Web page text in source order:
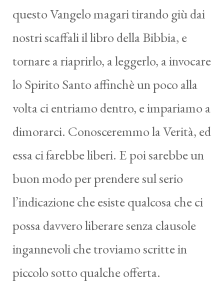
questo Vangelo magari tirando giù dai
nostri scaffali il libro della Bibbia, e
tornare a riaprirlo, a leggerlo, a invocare
lo Spirito Santo affinchè un poco alla
volta ci entriamo dentro, e impariamo a
dimorarci. Conosceremmo la Verità, ed
essa ci farebbe liberi. E poi sarebbe un
buon modo per prendere sul serio
l’indicazione che esiste qualcosa che ci
possa davvero liberare senza clausole
ingannevoli che troviamo scritte in
piccolo sotto qualche offerta.